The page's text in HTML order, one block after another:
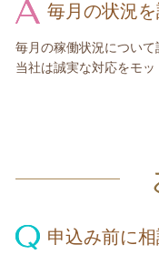
毎月の状況
毎月の稼働状況につい
当社は誠実な対応をモ
申込み前に